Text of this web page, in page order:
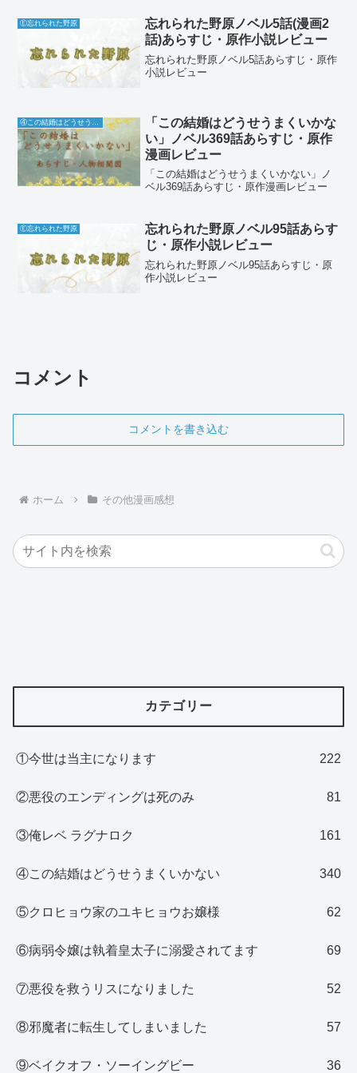
Ⓔ忘れられた野原
忘れられた野原ノベル5話(漫画2
話)あらすじ・原作小説レビュー
忘れられた野原ノベル5話あらすじ・原作
小説レビュー
④この結婚はどうせうまくいかない
「この結婚はどうせうまくいかな
い」ノベル369話あらすじ・原作
漫画レビュー
「この結婚はどうせうまくいかない」ノ
ベル369話あらすじ・原作漫画レビュー
Ⓔ忘れられた野原
忘れられた野原ノベル95話あらす
じ・原作小説レビュー
忘れられた野原ノベル95話あらすじ・原
作小説レビュー
コメント
コメントを書き込む
ホーム その他漫画感想
カテゴリー
①今世は当主になります 222
②悪役のエンディングは死のみ 81
③俺レベ ラグナロク 161
④この結婚はどうせうまくいかない 340
⑤クロヒョウ家のユキヒョウお嬢様 62
⑥病弱令嬢は執着皇太子に溺愛されてます 69
⑦悪役を救うリスになりました 52
⑧邪魔者に転生してしまいました 57
⑨ベイクオフ・ソーイングビー 36